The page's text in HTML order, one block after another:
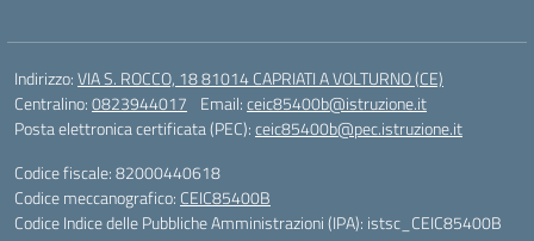
Indirizzo:VIA S. ROCCO, 18 81014 CAPRIATI A VOLTURNO (CE)
Centralino:0823944017 Email:ceic85400b@istruzione.it
Posta elettronica certificata (PEC):ceic85400b@pec.istruzione.it
Codice fiscale: 82000440618
Codice meccanografico: CEIC85400B
Codice Indice delle Pubbliche Amministrazioni (IPA): istsc_CEIC85400B